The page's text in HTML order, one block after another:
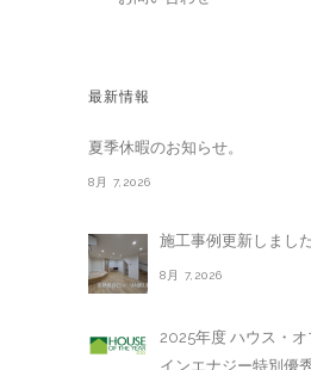
最新情報
夏季休暇のお知らせ。
8月 7,2026
施工事例更新しました
8月 7,2026
2025年度 ハウス・オ
インエナジー特別優